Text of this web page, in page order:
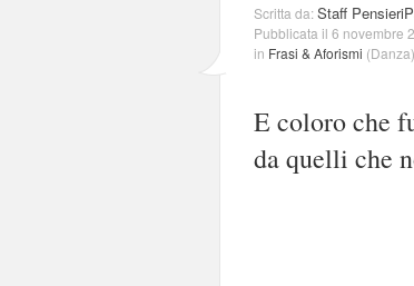
Scritta da:Staff
Pubblicata il 6 novembre
in Frasi & Aforismi (Danza)
E coloro che
da quelli che